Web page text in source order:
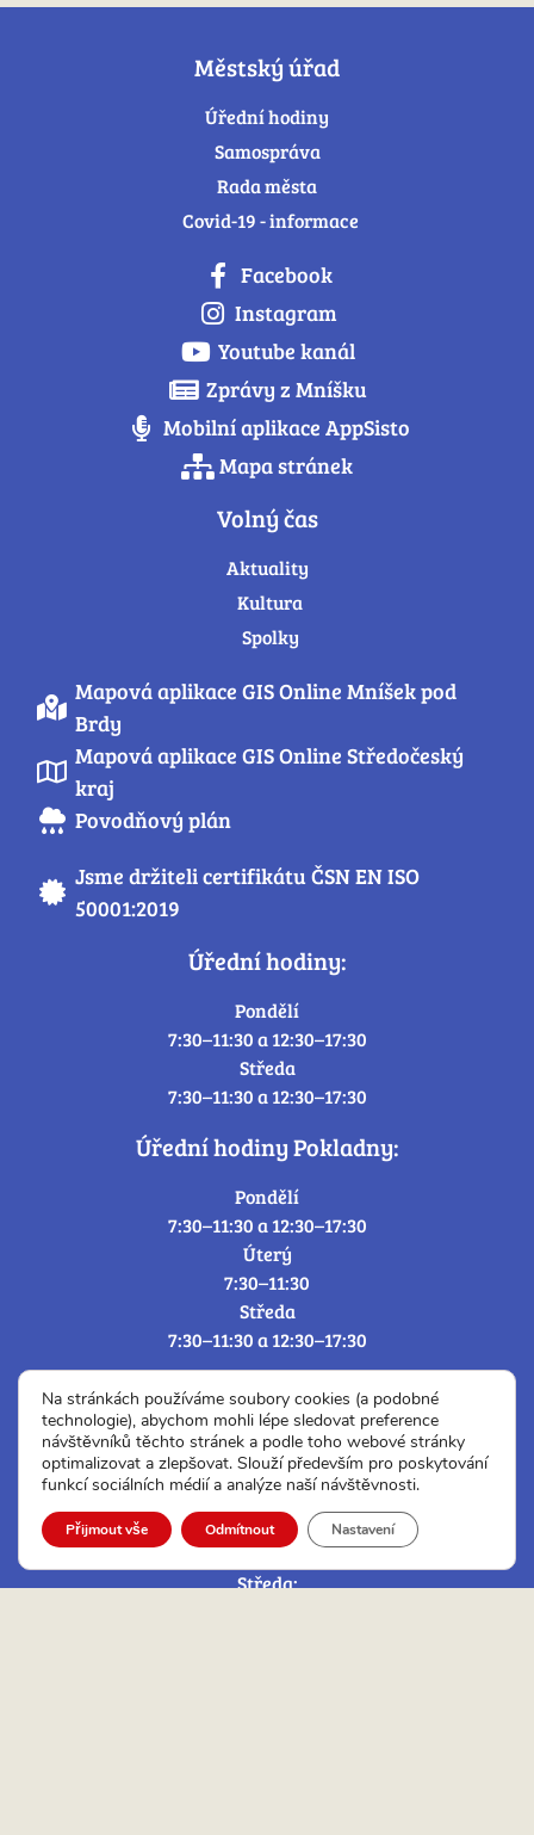
Městský úřad
Úřední hodiny
Samospráva
Rada města
Covid-19 - informace
Facebook
Instagram
Youtube kanál
Zprávy z Mníšku
Mobilní aplikace AppSisto
Mapa stránek
Volný čas
Aktuality
Kultura
Spolky
Mapová aplikace GIS Online Mníšek pod
Brdy
Mapová aplikace GIS Online Středočeský
kraj
Povodňový plán
Jsme držiteli certifikátu ČSN EN ISO
50001:2019
Úřední hodiny:
Pondělí
7:30–11:30 a 12:30–17:30
Středa
7:30–11:30 a 12:30–17:30
Úřední hodiny Pokladny:
Pondělí
7:30–11:30 a 12:30–17:30
Úterý
7:30–11:30
Středa
7:30–11:30 a 12:30–17:30
Úřední hodiny Czech POINT a ověřování a
Podatelny:
Pondělí:
7:30 – 11:30 a 12:30 – 17:30
Úterý:
7:30 – 11:30 a 12:00 – 14:30
Středa:
Na stránkách používáme soubory cookies (a podobné
technologie), abychom mohli lépe sledovat preference
návštěvníků těchto stránek a podle toho webové stránky
optimalizovat a zlepšovat. Slouží především pro poskytování
funkcí sociálních médií a analýze naší návštěvnosti.
Přijmout vše Odmítnout Nastavení